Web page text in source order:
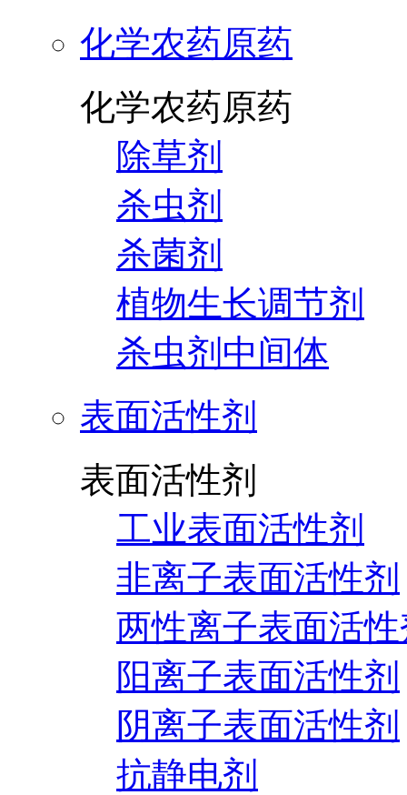
化学农药原药
化学农药原药
除草剂
杀虫剂
杀菌剂
植物生长调节剂
杀虫剂中间体
表面活性剂
表面活性剂
工业表面活性剂
非离子表面活性剂
两性离子表面活
阳离子表面活性剂
阴离子表面活性剂
抗静电剂